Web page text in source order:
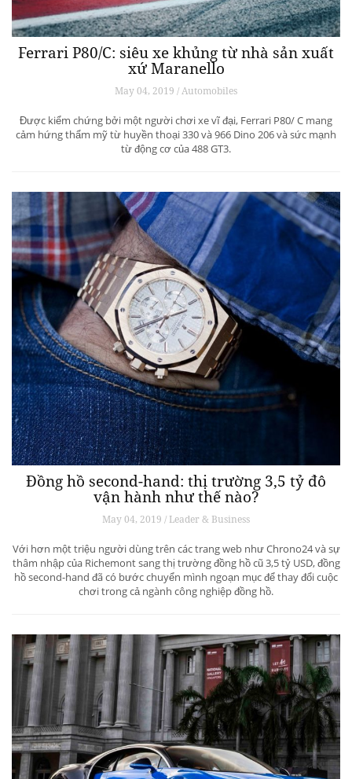
Ferrari P80/C: siêu xe khủng từ ​​nhà sản xuất
xứ Maranello
May 04, 2019 / Automobiles
Được kiểm chứng bởi một người chơi xe vĩ đại, Ferrari P80/ C mang
cảm hứng thẩm mỹ từ huyền thoại 330 và 966 Dino 206 và sức mạnh
từ động cơ của 488 GT3.
Đồng hồ second-hand: thị trường 3,5 tỷ đô
vận hành như thế nào?
May 04, 2019 / Leader & Business
Với hơn một triệu người dùng trên các trang web như Chrono24 và sự
thâm nhập của Richemont sang thị trường đồng hồ cũ 3,5 tỷ USD, đồng
hồ second-hand đã có bước chuyển mình ngoạn mục để thay đổi cuộc
chơi trong cả ngành công nghiệp đồng hồ.